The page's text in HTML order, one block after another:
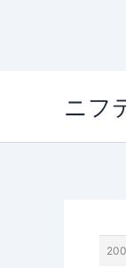
ニフ